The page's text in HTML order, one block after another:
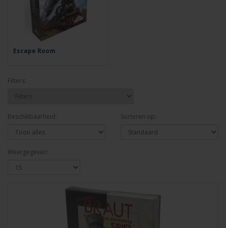
Escape Room
Filters:
Beschikbaarheid: Sorteren op:
Weergegeven: